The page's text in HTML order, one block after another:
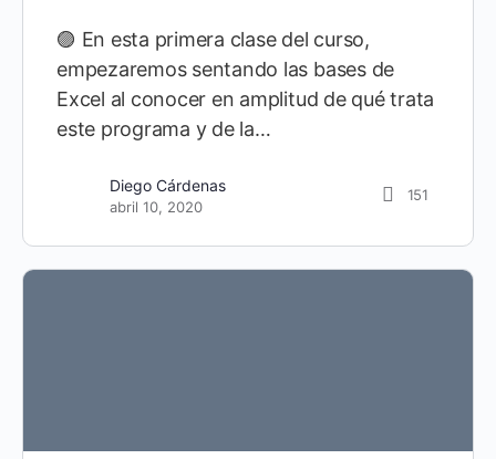
septiembre 10, 2021
🟣 En esta primera clase del curso,
empezaremos sentando las bases de
Excel al conocer en amplitud de qué trata
este programa y de la…
Diego Cárdenas
abril 10, 2020
151